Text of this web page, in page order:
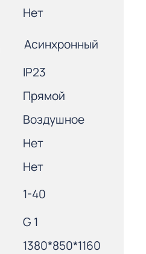
Нет
Асинхронный
IP23
Прямой
Воздушное
Нет
Нет
1-40
G 1
1380*850*1160